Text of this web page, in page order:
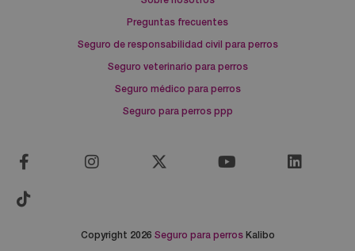
Preguntas frecuentes
Seguro de responsabilidad civil para perros
Seguro veterinario para perros
Seguro médico para perros
Seguro para perros ppp
Copyright 2026 Seguro para perrosKalibo